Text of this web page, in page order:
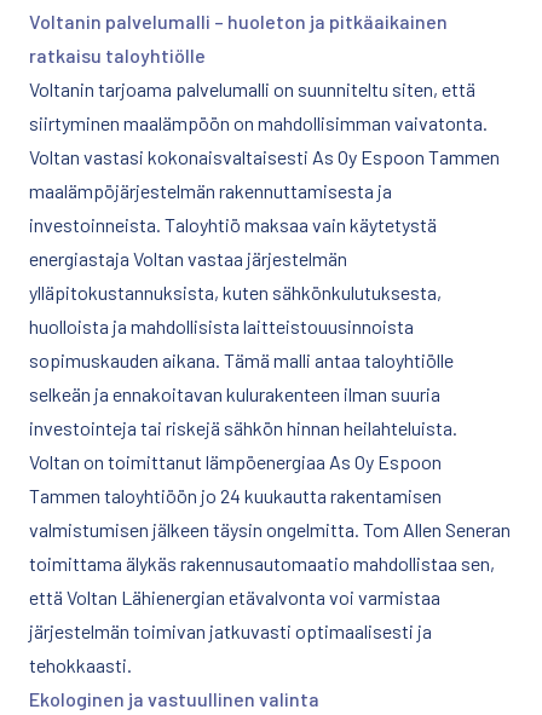
Voltanin palvelumalli – huoleton ja pitkäaikainen
ratkaisu taloyhtiölle
Voltanin tarjoama palvelumalli on suunniteltu siten, että
siirtyminen maalämpöön on mahdollisimman vaivatonta.
Voltan vastasi kokonaisvaltaisesti As Oy Espoon Tammen
maalämpöjärjestelmän rakennuttamisesta ja
investoinneista. Taloyhtiö maksaa vain käytetystä
energiastaja Voltan vastaa järjestelmän
ylläpitokustannuksista, kuten sähkönkulutuksesta,
huolloista ja mahdollisista laitteistouusinnoista
sopimuskauden aikana. Tämä malli antaa taloyhtiölle
selkeän ja ennakoitavan kulurakenteen ilman suuria
investointeja tai riskejä sähkön hinnan heilahteluista.
Voltan on toimittanut lämpöenergiaa As Oy Espoon
Tammen taloyhtiöön jo 24 kuukautta rakentamisen
valmistumisen jälkeen täysin ongelmitta. Tom Allen Seneran
toimittama älykäs rakennusautomaatio mahdollistaa sen,
että Voltan Lähienergian etävalvonta voi varmistaa
järjestelmän toimivan jatkuvasti optimaalisesti ja
tehokkaasti.
Ekologinen ja vastuullinen valinta